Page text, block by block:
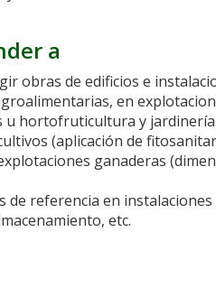
a
obras de edificios e
en
u hortofruticultura y jardinería.
(aplicación de
ganaderas
referencia en
etc.